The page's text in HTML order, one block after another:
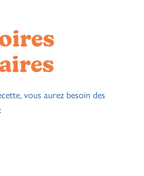
vous aurez besoin des